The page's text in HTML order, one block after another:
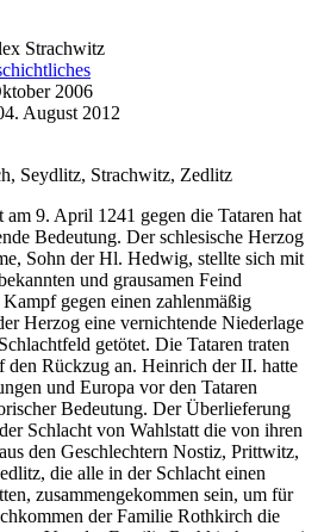
Strachwitz
2006
August 2012
Seydlitz, Strachwitz, Zedlitz
9. April 1241 gegen die Tataren hat
Bedeutung. Der schlesische Herzog
Sohn der Hl. Hedwig, stellte sich mit
und grausamen Feind
gegen einen zahlenmäßig
Herzog eine vernichtende Niederlage
getötet. Die Tataren traten
den Rückzug an. Heinrich der II. hatte
und Europa vor den Tataren
Bedeutung. Der Überlieferung
Schlacht von Wahlstatt die von ihren
den Geschlechtern Nostiz, Prittwitz,
die alle in der Schlacht einen
zusammengekommen sein, um für
der Familie Rothkirch die